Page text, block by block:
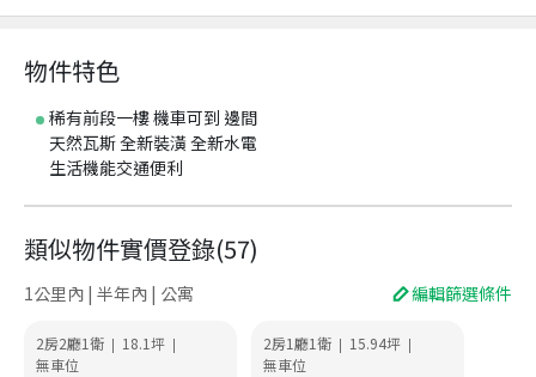
物件特色
稀有前段一樓 機車可到 邊間
天然瓦斯 全新裝潢 全新水電
生活機能交通便利
類似物件實價登錄(57)
1公里內 | 半年內 | 公寓 編輯篩選條件
2房2廳1衛 | 18.1坪 |
無車位
2房1廳1衛 | 15.94坪 |
無車位